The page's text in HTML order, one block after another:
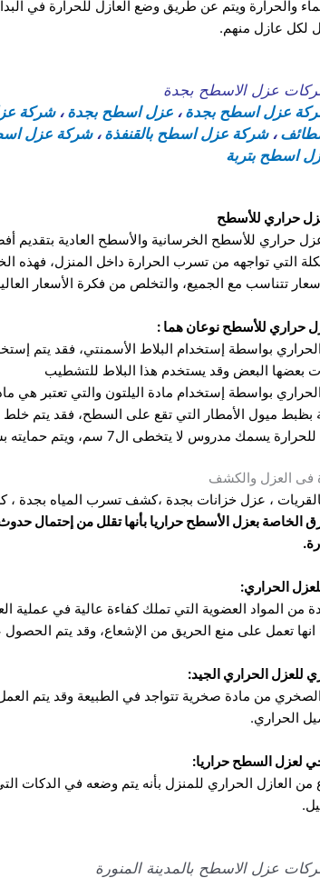
والحرارة ويتم عن طريق وضع العازل للحرارة في
لكل عازل منهم.
عزل الاسطح بجدة
عزل اسطح بجدة ،عزل اسطح بجدة ،شركة
،شركة عزل اسطح بالقنفذة ،شركة عزل
اسطح بتربة
حراري للأسطح
حراري للأسطح الخرسانية والأسطح العادية بتقديم
التي تواجهه من تسرب الحرارة داخل المنزل، فهذه
تتناسب مع الجميع، والتخلص من فكرة الأسعار
حراري للأسطح نوعان هما:
بواسطة إستخدام البلاط الأسمنتي، فقد يتم
بعضها البعض وقد يستخدم هذا البلاط للتشطيب
بواسطة إستخدام مادة اليلتون والتي تعتبر هي
بظبط ميول الأمطار التي تقع على السطح، فقد يتم خلط
مدروس لا يتخطى ال7 سم، ويتم حمايته بشكل كامل باللياسة الأسمنتية المصنوعة من المادة الرغوة.
فى العزل والكشف
، عزل خزانات بجدة ،كشف تسرب المياه بجدة ،
الخاصة بعزل الأسطح حراريا بأنها تقلل من إحتمال
الحراري:
من المواد العضوية التي تملك كفاءة عالية في عملية
انها تعمل على منع الحريق من الإشعاع، وقد يتم
للعزل الحراري الجيد:
من مادة صخرية تتواجد في الطبيعة وقد يتم
الحراري.
لعزل السطح حراريا:
من العازل الحراري للمنزل بأنه يتم وضعه في
عزل الاسطح بالمدينة المنورة